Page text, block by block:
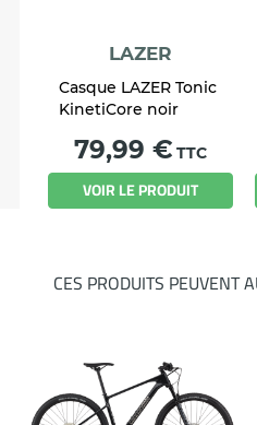
LAZER
Casque LAZER Tonic
KinetiCore noir
Prix
79,99 € TTC
VOIR LE PRODUIT
CES PRODUITS PEUVENT